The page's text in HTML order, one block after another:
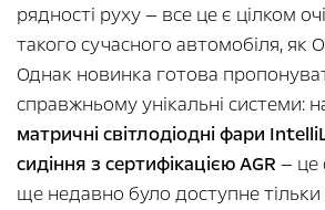
рядності руху — все це є цілком
такого сучасного автомобіля, як
Однак новинка готова
справжньому унікальні системи:
матричні світлодіодні фари
сидіння з сертифікацією AGR — це
ще недавно було доступне